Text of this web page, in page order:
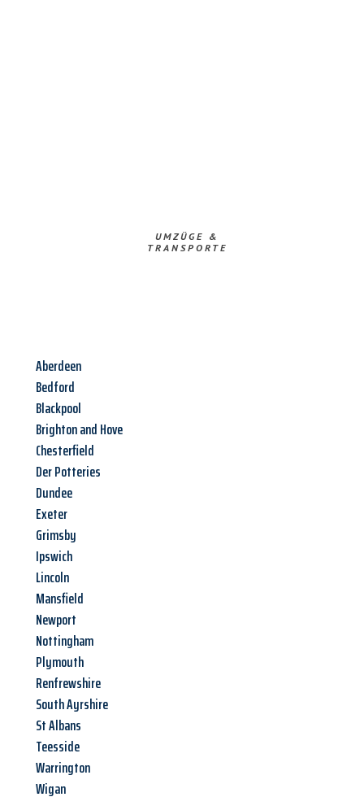
UMZÜGE &
TRANSPORTE
Aberdeen
Bedford
Blackpool
Brighton and Hove
Chesterfield
Der Potteries
Dundee
Exeter
Grimsby
Ipswich
Lincoln
Mansfield
Newport
Nottingham
Plymouth
Renfrewshire
South Ayrshire
St Albans
Teesside
Warrington
Wigan